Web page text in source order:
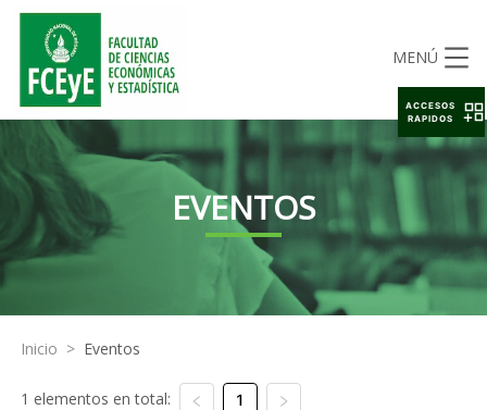
MENÚ
EVENTOS
Inicio > Eventos
1 elementos en total: 1
ACCESOS
RAPIDOS